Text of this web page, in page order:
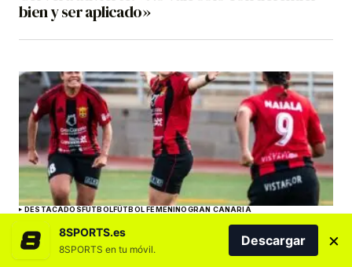
bien y ser aplicado»
DESTACADOSFÚTBOLFÚTBOL FEMENINOGRAN CANARIA
La RFEF adjudica al CF Unión Viera la vacante en
Segunda Federación Femenina tras la renuncia
del Granada CF «B»
8SPORTS.es
8SPORTS en tu móvil.
Descargar ×